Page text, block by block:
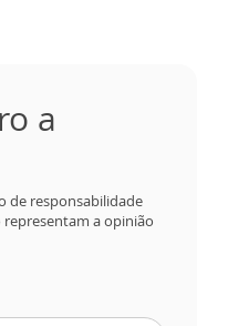
a
de responsabilidade
representam a opinião